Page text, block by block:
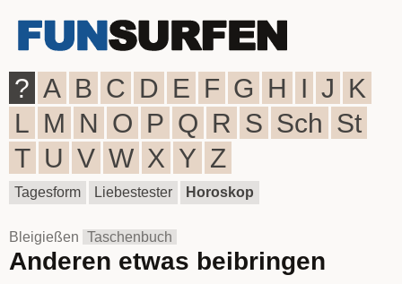
? A B C D E F G H I J K
L M N O P Q R S Sch St
T U V W X Y Z
Tagesform Liebestester Horoskop
Bleigießen Taschenbuch
Anderen etwas beibringen